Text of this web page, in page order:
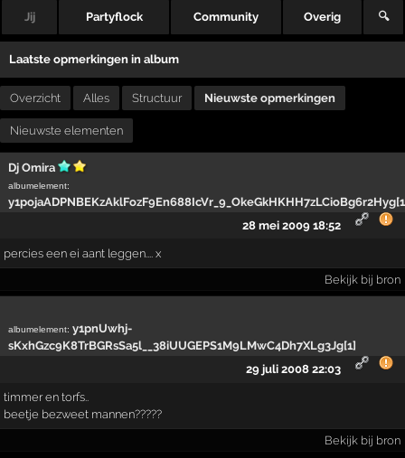
Jij Partyflock Community Overig 🔍
Laatste opmerkingen in album
Overzicht Alles Structuur Nieuwste opmerkingen
Nieuwste elementen
Dj Omira
albumelement:
28 mei 2009 18:52
percies een ei aant leggen.... x
Bekijk bij bron
albumelement: y1pnUwhj-
sKxhGzc9K8TrBGRsSa5l__38iUUGEPS1M9LMwC4Dh7XLg3Jg[1]
29 juli 2008 22:03
timmer en torfs..
beetje bezweet mannen?????
Bekijk bij bron